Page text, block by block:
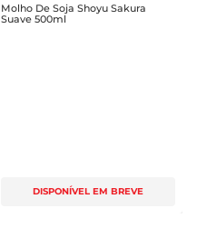
Molho De Soja Shoyu Sakura
Suave 500ml
DISPONÍVEL EM BREVE